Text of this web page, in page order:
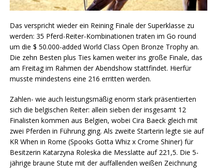
Das verspricht wieder ein Reining Finale der Superklasse zu
werden: 35 Pferd-Reiter-Kombinationen traten im Go round
um die $ 50.000-added World Class Open Bronze Trophy an.
Die zehn Besten plus Ties kamen weiter ins große Finale, das
am Freitag im Rahmen der Abendshow stattfindet. Hierfür
musste mindestens eine 216 erritten werden.
Zahlen- wie auch leistungsmäßig enorm stark präsentierten
sich die belgischen Reiter: allein sieben der insgesamt 12
Finalisten kommen aus Belgien, wobei Cira Baeck gleich mit
zwei Pferden in Führung ging. Als zweite Starterin legte sie auf
KR When in Rome (Spooks Gotta Whiz x Crome Shiner) für
Besitzerin Katarzyna Roleska die Messlatte auf 221,5. Die 5-
jährige braune Stute mit der auffallenden weißen Zeichnung